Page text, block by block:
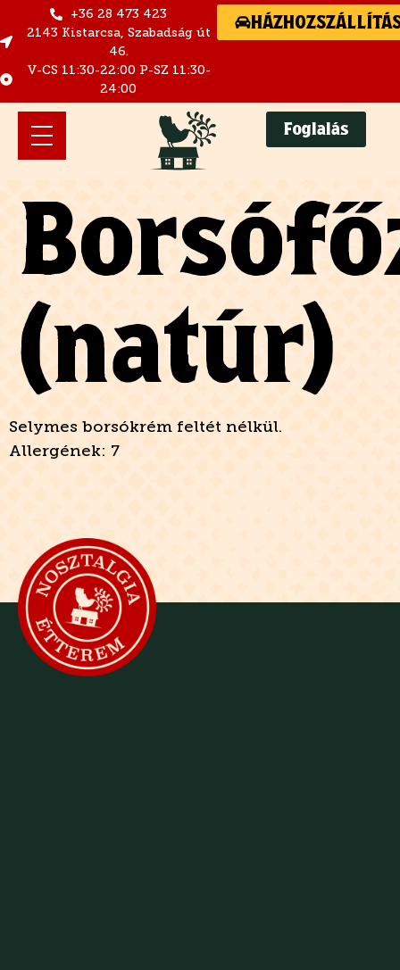
+36 28 473 423
2143 Kistarcsa, Szabadság út
46.
V-CS 11:30-22:00 P-SZ 11:30-
24:00
Foglalás
(natúr)
Selymes borsókrém feltét nélkül.
Allergének: 7